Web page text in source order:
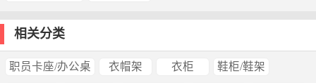
相关分类
职员卡座/办公桌 衣帽架 衣柜 鞋柜/鞋架